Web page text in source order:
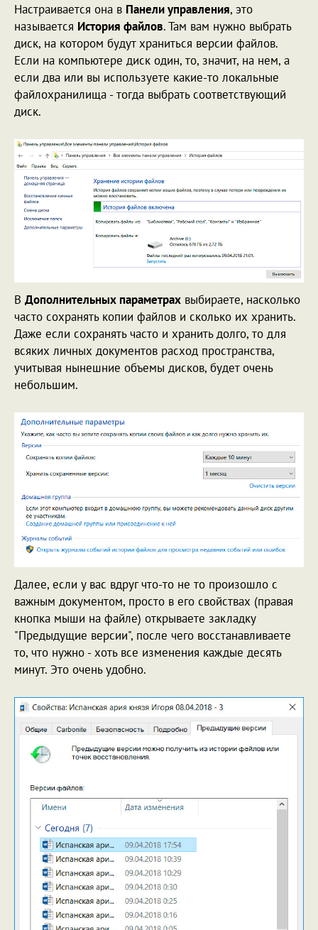
Настраивается она в Панели управления, это
называется История файлов. Там вам нужно выбрать
диск, на котором будут храниться версии файлов.
Если на компьютере диск один, то, значит, на нем, а
если два или вы используете какие-то локальные
файлохранилища - тогда выбрать соответствующий
диск.
В Дополнительных параметрах выбираете, насколько
часто сохранять копии файлов и сколько их хранить.
Даже если сохранять часто и хранить долго, то для
всяких личных документов расход пространства,
учитывая нынешние объемы дисков, будет очень
небольшим.
Далее, если у вас вдруг что-то не то произошло с
важным документом, просто в его свойствах (правая
кнопка мыши на файле) открываете закладку
"Предыдущие версии", после чего восстанавливаете
то, что нужно - хоть все изменения каждые десять
минут. Это очень удобно.